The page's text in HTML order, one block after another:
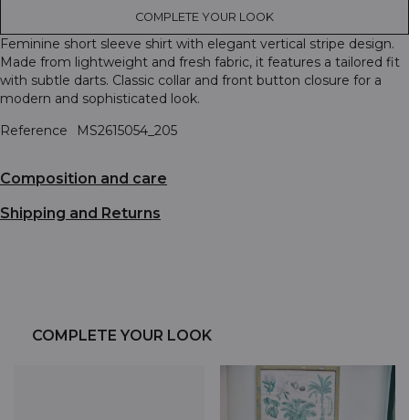
COMPLETE YOUR LOOK
Feminine short sleeve shirt with elegant vertical stripe design.
Made from lightweight and fresh fabric, it features a tailored fit
with subtle darts. Classic collar and front button closure for a
modern and sophisticated look.
Reference
MS2615054_205
Composition and care
Shipping and Returns
COMPLETE YOUR LOOK